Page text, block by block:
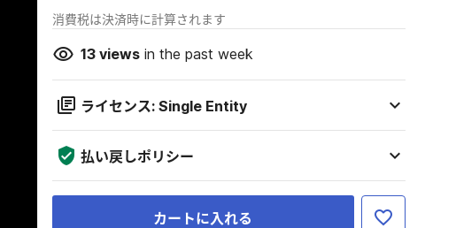
消費税は決済時に計算されます
13viewsin the past week
ライセンス: Single Entity
払い戻しポリシー
カートに入れる